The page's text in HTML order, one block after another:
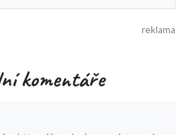
komentáře